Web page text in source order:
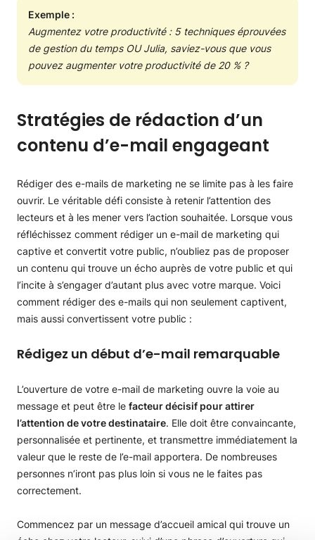
Exemple :
Augmentez votre productivité : 5 techniques éprouvées
de gestion du temps OU Julia, saviez-vous que vous
pouvez augmenter votre productivité de 20 % ?
Stratégies de rédaction d’un
contenu d’e-mail engageant
Rédiger des e-mails de marketing ne se limite pas à les faire
ouvrir. Le véritable défi consiste à retenir l’attention des
lecteurs et à les mener vers l’action souhaitée. Lorsque vous
réfléchissez comment rédiger un e-mail de marketing qui
captive et convertit votre public, n’oubliez pas de proposer
un contenu qui trouve un écho auprès de votre public et qui
l’incite à s’engager d’autant plus avec votre marque. Voici
comment rédiger des e-mails qui non seulement captivent,
mais aussi convertissent votre public :
Rédigez un début d’e-mail remarquable
L’ouverture de votre e-mail de marketing ouvre la voie au
message et peut être le facteur décisif pour attirer
l’attention de votre destinataire. Elle doit être convaincante,
personnalisée et pertinente, et transmettre immédiatement la
valeur que le reste de l’e-mail apportera. De nombreuses
personnes n’iront pas plus loin si vous ne le faites pas
correctement.
Commencez par un message d’accueil amical qui trouve un